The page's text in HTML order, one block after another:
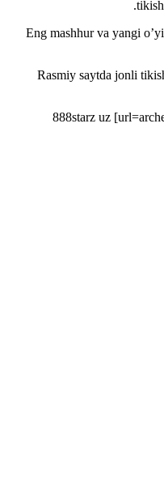
Eng mashhur va yangi
Rasmiy saytda jonli
888starz uz